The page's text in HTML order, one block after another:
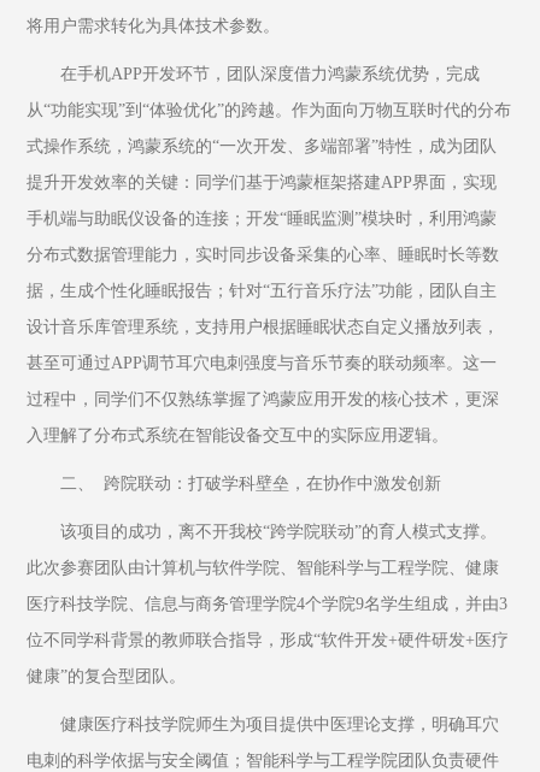
将用户需求转化为具体技术参数。
在手机APP开发环节，团队深度借力鸿蒙系统优势，完成
从“功能实现”到“体验优化”的跨越。作为面向万物互联时代的分布
式操作系统，鸿蒙系统的“一次开发、多端部署”特性，成为团队
提升开发效率的关键：同学们基于鸿蒙框架搭建APP界面，实现
手机端与助眠仪设备的连接；开发“睡眠监测”模块时，利用鸿蒙
分布式数据管理能力，实时同步设备采集的心率、睡眠时长等数
据，生成个性化睡眠报告；针对“五行音乐疗法”功能，团队自主
设计音乐库管理系统，支持用户根据睡眠状态自定义播放列表，
甚至可通过APP调节耳穴电刺强度与音乐节奏的联动频率。这一
过程中，同学们不仅熟练掌握了鸿蒙应用开发的核心技术，更深
入理解了分布式系统在智能设备交互中的实际应用逻辑。
二、	跨院联动：打破学科壁垒，在协作中激发创新
该项目的成功，离不开我校“跨学院联动”的育人模式支撑。
此次参赛团队由计算机与软件学院、智能科学与工程学院、健康
医疗科技学院、信息与商务管理学院4个学院9名学生组成，并由3
位不同学科背景的教师联合指导，形成“软件开发+硬件研发+医疗
健康”的复合型团队。
健康医疗科技学院师生为项目提供中医理论支撑，明确耳穴
电刺的科学依据与安全阈值；智能科学与工程学院团队负责硬件